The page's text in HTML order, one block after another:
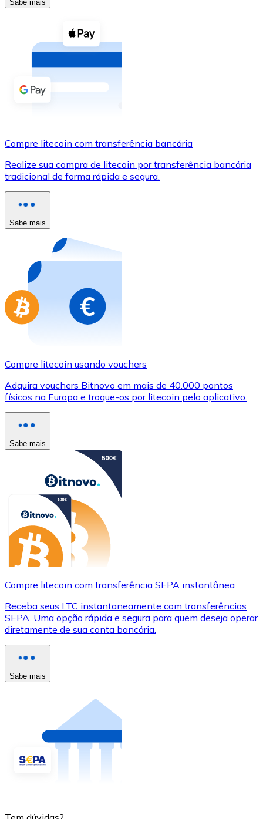
Ver tudo
Cupons cripto
Compre criptomoedas com dinheiro e outros
Comprar com dinheiro
Transferência SEPA
Use cartões Visa e Mastercard para comprar
Comprar com cartão
Compre cartões-presente das suas marcas favoritas
Ir para a loja de cartões-presente
Sabe mais
Compre litecoin com transferência bancária
Realize sua compra de litecoin por transferência bancária
tradicional de forma rápida e segura.
Sabe mais
Compre litecoin usando vouchers
Adquira vouchers Bitnovo em mais de 40.000 pontos
físicos na Europa e troque-os por litecoin pelo aplicativo.
Sabe mais
Compre litecoin com transferência SEPA instantânea
Receba seus LTC instantaneamente com transferências
SEPA. Uma opção rápida e segura para quem deseja operar
diretamente de sua conta bancária.
Sabe mais